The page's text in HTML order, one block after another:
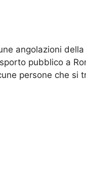
angolazioni
pubblico a
persone che si